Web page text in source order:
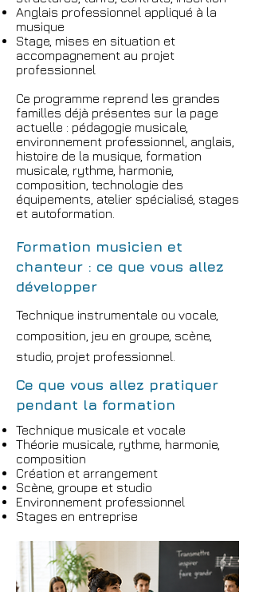
Anglais professionnel appliqué à la
musique
Stage, mises en situation et
accompagnement au projet
professionnel
Ce programme reprend les grandes
familles déjà présentes sur la page
actuelle : pédagogie musicale,
environnement professionnel, anglais,
histoire de la musique, formation
musicale, rythme, harmonie,
composition, technologie des
équipements, atelier spécialisé, stages
et autoformation.
Formation musicien et
chanteur : ce que vous allez
développer
Technique instrumentale ou vocale,
composition, jeu en groupe, scène,
studio, projet professionnel.
Ce que vous allez pratiquer
pendant la formation
Technique musicale et vocale
Théorie musicale, rythme, harmonie,
composition
Création et arrangement
Scène, groupe et studio
Environnement professionnel
Stages en entreprise